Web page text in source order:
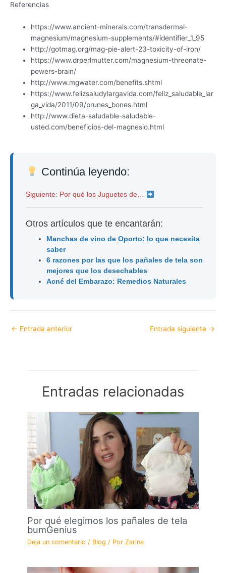
Referencias
https://www.ancient-minerals.com/transdermal-
magnesium/magnesium-supplements/#identifier_1_95
http://gotmag.org/mag-pie-alert-23-toxicity-of-iron/
https://www.drperlmutter.com/magnesium-threonate-
powers-brain/
http://www.mgwater.com/benefits.shtml
https://www.felizsaludylargavida.com/feliz_saludable_lar
ga_vida/2011/09/prunes_bones.html
http://www.dieta-saludable-saludable-
usted.com/beneficios-del-magnesio.html
Continúa leyendo:
Siguiente: Por qué los Juguetes de…
Otros artículos que te encantarán:
Manchas de vino de Oporto: lo que necesita
saber
6 razones por las que los pañales de tela son
mejores que los desechables
Acné del Embarazo: Remedios Naturales
← Entrada anterior Entrada siguiente →
Entradas relacionadas
Por qué elegimos los pañales de tela
bumGenius
Deja un comentario / Blog / PorZarina